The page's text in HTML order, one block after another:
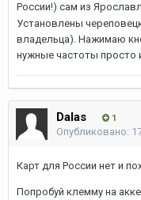
России!) сам из
Установлены
владельца). Нажимаю
нужные частоты просто
Dalas 1
Опубликовано:
Карт для России нет и
Попробуй клемму на